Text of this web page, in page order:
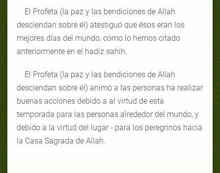
El Profeta (la paz y las bendiciones de Allah
desciendan sobre él) atestiguó que ésos eran los
mejores días del mundo, como lo hemos citado
anteriormente en el hadiz sahih.
El Profeta (la paz y las bendiciones de Allah
desciendan sobre él) animó a las personas ha realizar
buenas acciones debido a al virtud de esta
temporada para las personas alrededor del mundo, y
debido a la virtud del lugar - para los peregrinos hacia
la Casa Sagrada de Allah.